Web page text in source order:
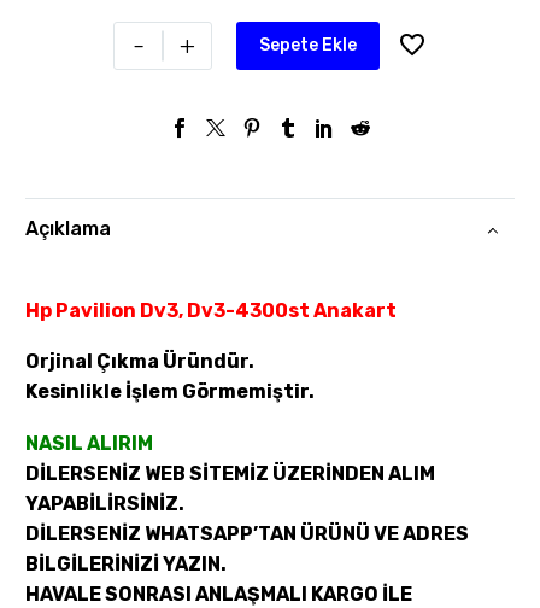
- + Sepete Ekle
Açıklama
Hp Pavilion Dv3, Dv3-4300st Anakart
Orjinal Çıkma Üründür.
Kesinlikle İşlem Görmemiştir.
NASIL ALIRIM
DİLERSENİZ WEB SİTEMİZ ÜZERİNDEN ALIM
YAPABİLİRSİNİZ.
DİLERSENİZ WHATSAPP’TAN ÜRÜNÜ VE ADRES
BİLGİLERİNİZİ YAZIN.
HAVALE SONRASI ANLAŞMALI KARGO İLE